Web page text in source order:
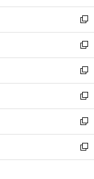
開
く
ウ
で
開
く
ン
ド
ウ
で
開
く
新
し
い
ウ
ィ
ン
ド
ウ
で
開
く
新
し
い
ウ
ィ
ン
ド
ウ
で
開
新
し
い
ウ
ィ
ン
ド
ウ
新
し
い
ウ
ィ
ン
新
し
い
ウ
新
し